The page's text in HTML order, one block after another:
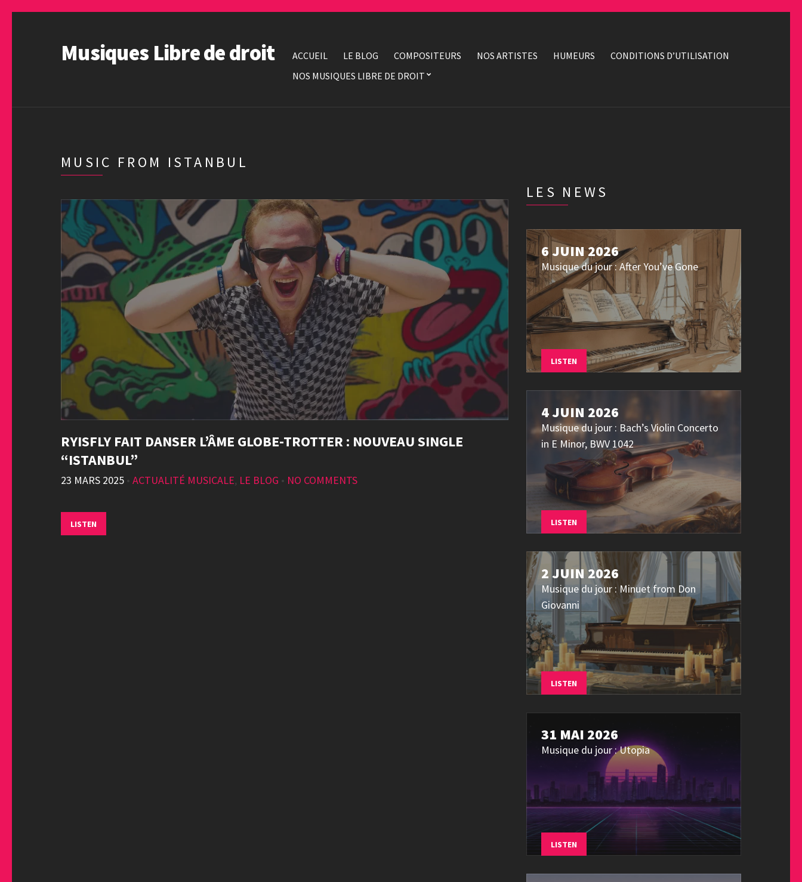
Musiques Libre de droit ACCUEIL LE BLOG COMPOSITEURS NOS ARTISTES HUMEURS
CONDITIONS D’UTILISATION
NOS MUSIQUES LIBRE DE DROIT
MUSIC FROM ISTANBUL
RYISFLY FAIT DANSER L’ÂME GLOBE-TROTTER : NOUVEAU SINGLE
“ISTANBUL”
23 MARS 2025 • ACTUALITÉ MUSICALE, LE BLOG • NO COMMENTS
LISTEN
LES NEWS
6 JUIN 2026
Musique du jour : After You’ve Gone
LISTEN
4 JUIN 2026
Musique du jour : Bach’s Violin Concerto
in E Minor, BWV 1042
LISTEN
2 JUIN 2026
Musique du jour : Minuet from Don
Giovanni
LISTEN
31 MAI 2026
Musique du jour : Utopia
LISTEN